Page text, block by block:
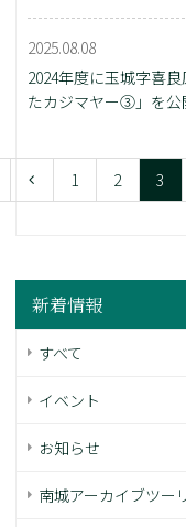
2025.08.08
2024年度に玉城字喜
たカジマヤー③」を公
1 2 3
新着情報
すべて
イベント
お知らせ
南城アーカイブツー